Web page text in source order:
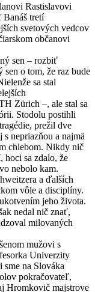
Rastislavovi
Banáš tretí
svetových vedcov
občanovi
sen – rozbiť
o tom, že raz bude
sa stal
Zürich –, ale stal sa
Stodolu postihli
prežil dve
nepriazňou a najmä
chlebom. Nikdy nič
hoci sa zdalo, že
nebolo kam.
a ďalších
vôle a disciplíny.
jeho života.
nedal nič znať,
milovaných
mužovi s
Univerzity
na Slováka
pokračovateľ,
Hromkovič majstrove